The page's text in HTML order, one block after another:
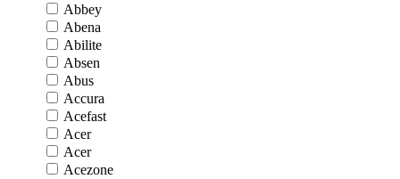
Abbey
Abena
Abilite
Absen
Abus
Accura
Acefast
Acer
Acer
Acezone